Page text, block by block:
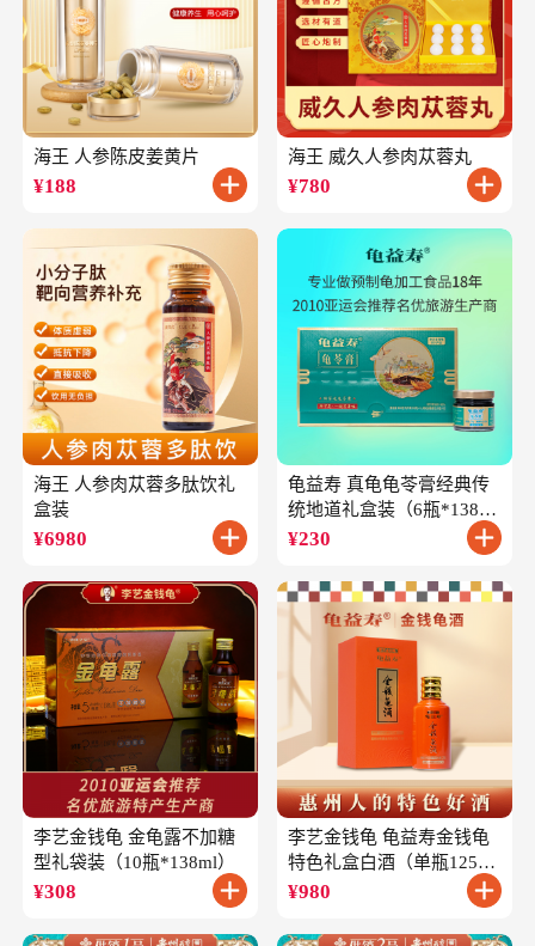
海王 人参陈皮姜黄片
¥188
海王 威久人参肉苁蓉丸
¥780
海王 人参肉苁蓉多肽饮礼
盒装
¥6980
龟益寿 真龟龟苓膏经典传
统地道礼盒装（6瓶*138
克）
¥230
李艺金钱龟 金龟露不加糖
型礼袋装（10瓶*138ml）
¥308
李艺金钱龟 龟益寿金钱龟
特色礼盒白酒（单瓶125ml
礼盒装）
¥980